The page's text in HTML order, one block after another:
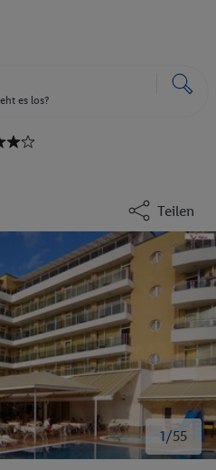
es los?
Teilen
1/55